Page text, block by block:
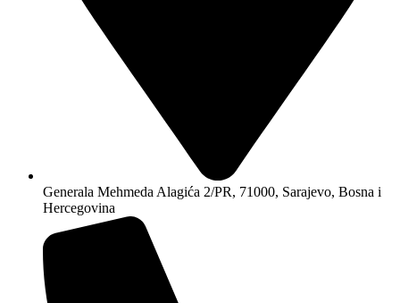
Generala Mehmeda Alagića 2/PR, 71000, Sarajevo, Bosna i
Hercegovina